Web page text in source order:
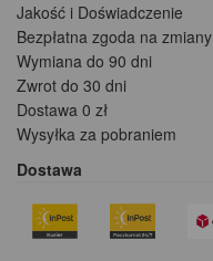
Jakość i Doświadczenie
Bezpłatna zgoda na zmiany
Wymiana do 90 dni
Zwrot do 30 dni
Dostawa 0 zł
Wysyłka za pobraniem
Dostawa